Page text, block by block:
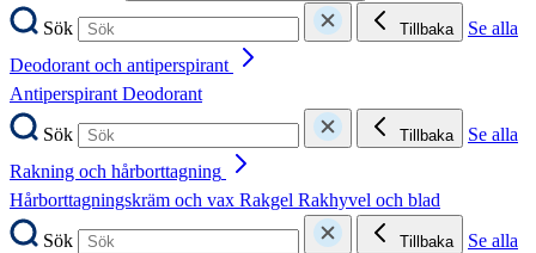
Sök
Tillbaka
Se alla
Deodorant och antiperspirant
AntiperspirantDeodorant
Sök
Tillbaka
Se alla
Rakning och hårborttagning
Hårborttagningskräm och vax Rakgel Rakhyvel och blad
Sök
Tillbaka
Se alla